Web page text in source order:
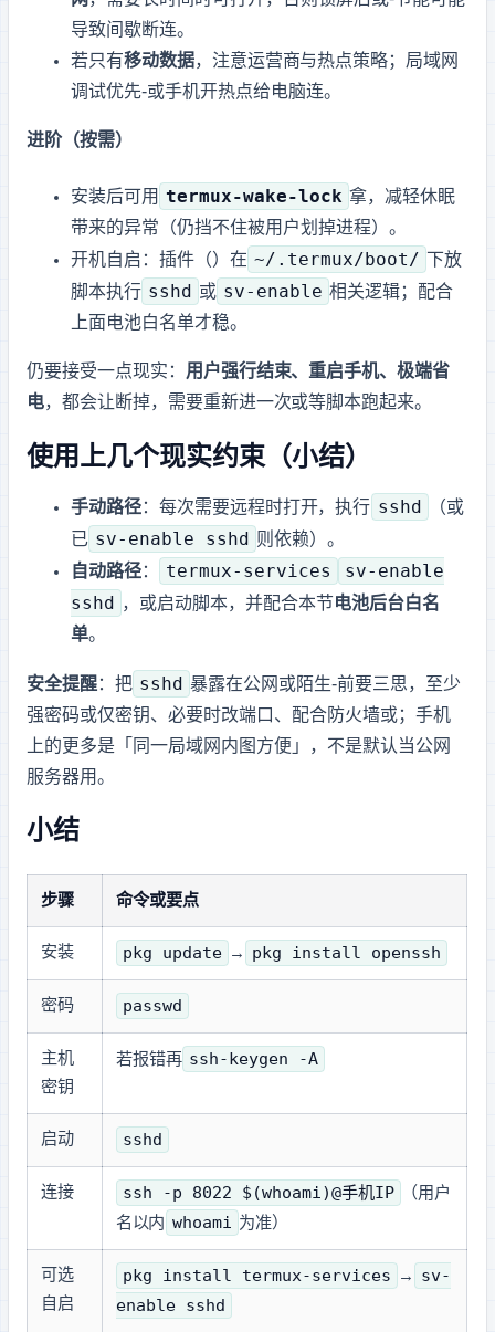
导致间歇断连。
若只有移动数据，注意运营商 NAT 与热点策略；局域网
调试优先 Wi‑Fi 或手机开热点给电脑连。
进阶（按需）
安装后可用 termux-wake-lock 拿，减轻 CPU 休眠
带来的异常（仍挡不住被用户划掉进程）。
开机自启：插件 （ ）在 ~/.termux/boot/
下放
脚本执行 sshd 或 sv-enable 相关逻辑；配合
上面电池白名单才稳。
仍要接受一点现实： 用户强行结束 Termux、重启手机、极端省
电，都会让 SSH 断掉，需要重新进一次 Termux 或等 Boot 脚本跑起来。
使用上几个现实约束（小结）
手动路径：每次需要远程时打开 Termux，执行 sshd
（或
已 sv-enable sshd 则依赖 termux-services）。
自动路径： termux-services
sv-enable
sshd ，或+ 启动脚本，并配合本节电池/后台白名
单。
安全提醒：把 sshd 暴露在公网或陌生 Wi‑Fi 前要三思，至少
强密码或仅密钥、必要时改端口、配合防火墙或 VPN；手机
上的 SSH 更多是「同一局域网内图方便」，不是默认当公网
服务器用。
小结
步骤 命令或要点
安装 pkg update → pkg install openssh
密码 passwd
主机
密钥
若报错再 ssh-keygen -A
启动 sshd
连接 ssh -p 8022 $(whoami)@手机IP
（用户
名以 Termux 内 whoami 为准）
可选
自启
pkg install termux-services →
sv-
enable sshd